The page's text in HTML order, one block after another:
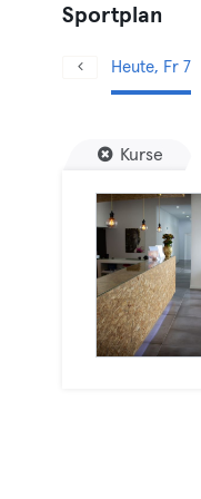
Sportplan
Heute, Fr 7
Kurse